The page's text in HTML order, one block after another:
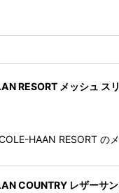
RESORT メッシュ ス
HAAN RESORT の
COUNTRY レザーサ